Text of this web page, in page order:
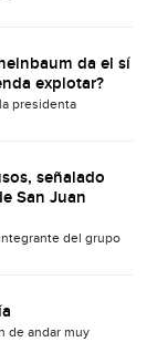
da el sí
explotar?
presidenta
señalado
San Juan
del grupo
de andar muy